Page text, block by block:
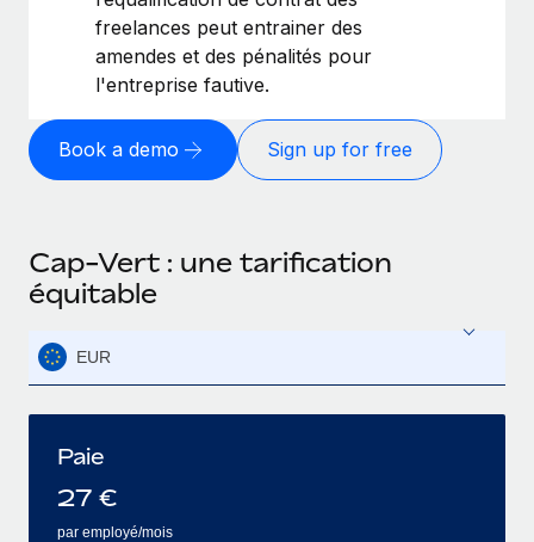
freelances peut entrainer des
amendes et des pénalités pour
l'entreprise fautive.
Book a demo Sign up for free
Cap-Vert : une tarification
équitable
EUR
Paie
27 €
par employé/mois